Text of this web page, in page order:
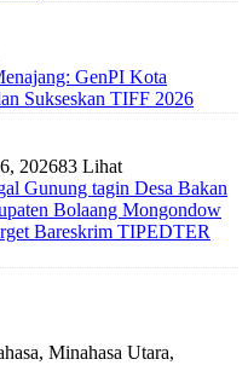
​GenPI Kota
Sukseskan TIFF 2026
202683 Lihat
Gunung tagin Desa Bakan
Bolaang Mongondow
Bareskrim TIPEDTER
Minahasa Utara,